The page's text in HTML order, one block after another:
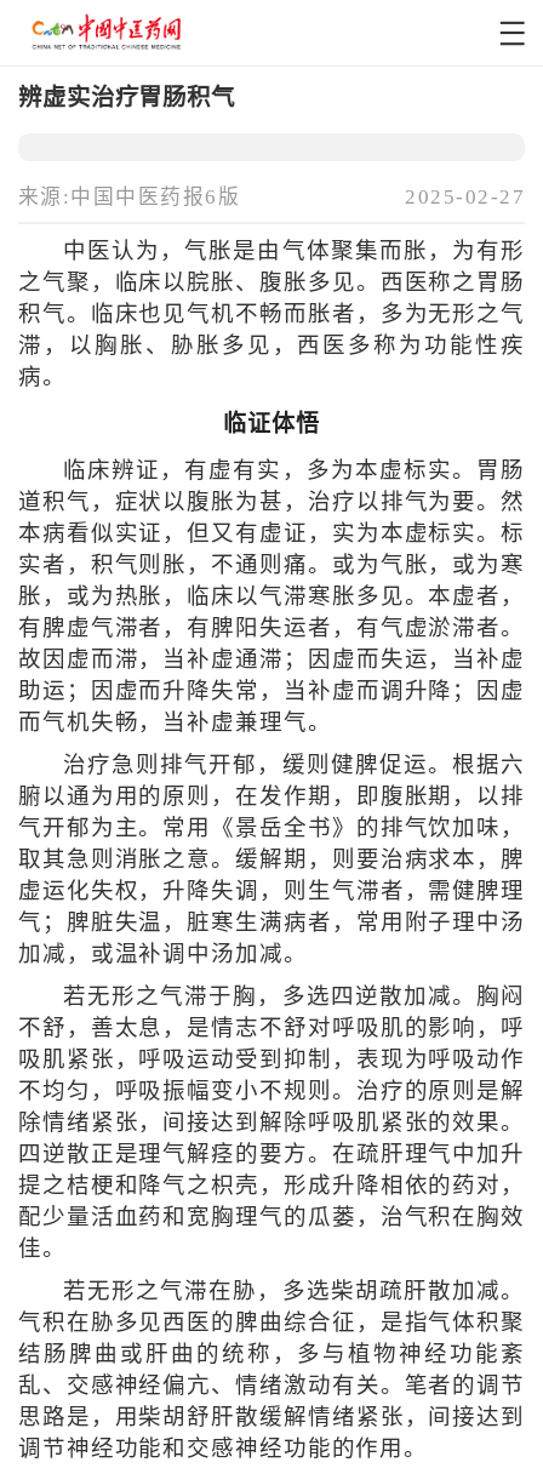
辨虚实治疗胃肠积气
来源:中国中医药报6版 2025-02-27
中医认为，气胀是由气体聚集而胀，为有形
之气聚，临床以脘胀、腹胀多见。西医称之胃肠
积气。临床也见气机不畅而胀者，多为无形之气
滞，以胸胀、胁胀多见，西医多称为功能性疾
病。
临证体悟
临床辨证，有虚有实，多为本虚标实。胃肠
道积气，症状以腹胀为甚，治疗以排气为要。然
本病看似实证，但又有虚证，实为本虚标实。标
实者，积气则胀，不通则痛。或为气胀，或为寒
胀，或为热胀，临床以气滞寒胀多见。本虚者，
有脾虚气滞者，有脾阳失运者，有气虚淤滞者。
故因虚而滞，当补虚通滞；因虚而失运，当补虚
助运；因虚而升降失常，当补虚而调升降；因虚
而气机失畅，当补虚兼理气。
治疗急则排气开郁，缓则健脾促运。根据六
腑以通为用的原则，在发作期，即腹胀期，以排
气开郁为主。常用《景岳全书》的排气饮加味，
取其急则消胀之意。缓解期，则要治病求本，脾
虚运化失权，升降失调，则生气滞者，需健脾理
气；脾脏失温，脏寒生满病者，常用附子理中汤
加减，或温补调中汤加减。
若无形之气滞于胸，多选四逆散加减。胸闷
不舒，善太息，是情志不舒对呼吸肌的影响，呼
吸肌紧张，呼吸运动受到抑制，表现为呼吸动作
不均匀，呼吸振幅变小不规则。治疗的原则是解
除情绪紧张，间接达到解除呼吸肌紧张的效果。
四逆散正是理气解痉的要方。在疏肝理气中加升
提之桔梗和降气之枳壳，形成升降相依的药对，
配少量活血药和宽胸理气的瓜蒌，治气积在胸效
佳。
若无形之气滞在胁，多选柴胡疏肝散加减。
气积在胁多见西医的脾曲综合征，是指气体积聚
结肠脾曲或肝曲的统称，多与植物神经功能紊
乱、交感神经偏亢、情绪激动有关。笔者的调节
思路是，用柴胡舒肝散缓解情绪紧张，间接达到
调节神经功能和交感神经功能的作用。